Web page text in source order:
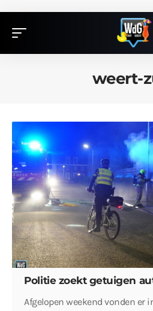
weert-
Politie zoekt getuigen
Afgelopen weekend vonden er